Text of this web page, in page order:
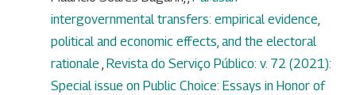
intergovernmental transfers: empirical evidence,
political and economic effects, and the electoral
rationale , Revista do Serviço Público: v. 72 (2021):
Special issue on Public Choice: Essays in Honor of